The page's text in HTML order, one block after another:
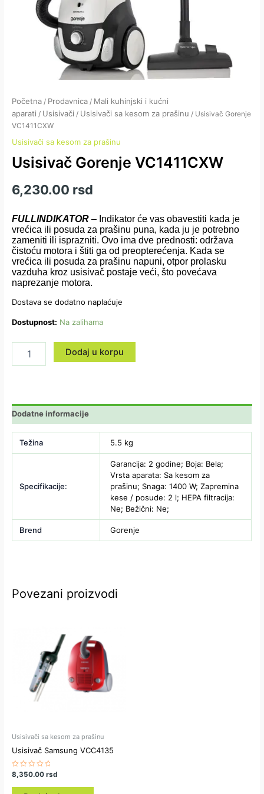
Početna / Prodavnica / Mali kuhinjski i kućni
aparati / Usisivači / Usisivači sa kesom za prašinu / Usisivač Gorenje
VC1411CXW
Usisivači sa kesom za prašinu
Usisivač Gorenje VC1411CXW
6,230.00 rsd
FULLINDIKATOR – Indikator će vas obavestiti kada je
vrećica ili posuda za prašinu puna, kada ju je potrebno
zameniti ili isprazniti. Ovo ima dve prednosti: održava
čistoću motora i štiti ga od preopterećenja. Kada se
vrećica ili posuda za prašinu napuni, otpor prolasku
vazduha kroz usisivač postaje veći, što povećava
naprezanje motora.
Dostava se dodatno naplaćuje
Dostupnost: Na zalihama
Dodaj u korpu
Dodatne informacije
Težina 5.5 kg
Specifikacije:
Garancija: 2 godine; Boja: Bela;
Vrsta aparata: Sa kesom za
prašinu; Snaga: 1400 W; Zapremina
kese / posude: 2 l; HEPA filtracija:
Ne; Bežični: Ne;
Brend Gorenje
Povezani proizvodi
Usisivači sa kesom za prašinu
Usisivač Samsung VCC4135
Ocenjeno
sa
0
8,350.00rsd